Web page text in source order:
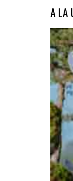
A LA